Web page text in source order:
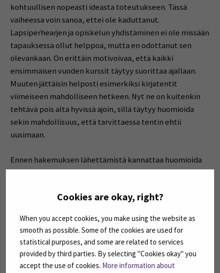
Cookies are okay, right?
When you accept cookies, you make using the website as
smooth as possible. Some of the cookies are used for
statistical purposes, and some are related to services
provided by third parties. By selecting "Cookies okay" you
accept the use of cookies. More information about
kohtuullisen nopeasti ideasta toteutukseen. Tässä
vaiheessa voin sanoa, ettei ole kaduttanut.
Lapsiperhearjen ja opiskelun yhdistäminen ei ole missään
tapauksessa ollut helppoa, mutta en odottanut sen
olevankaan. On erittäin motivoivaa, että kaikki
ensimmäisen vuoden kurssit täytyy suorittaa ajallaan.
Muuten jättäisin helposti esimerkiksi kirjatentit
viimeiseen mahdolliseen hetkeen. Nyt ne on kuitenkin
tehtävä pois alta hyvissä ajoin, sillä täytyy huomioida
sekin mahdollisuus, että tarvittaessa tentin ehtii
uusimaan.
Ennen hakemuksen lähettämistä kannattaa huomioida
vielä seuraavat asiat. Avoimessa ammattikorkeakoulussa
tutkinto-opiskelijat saavat. Opintotukea ei myönnetä
opiskeluun voi kuitenkin löytyä muitakin
rahoitusvaihtoehtoja, esimerkiksi Koulutusrahaston
myöntämä aikuiskoulutustuki. Koulussa saa syödä
edullisesti henkilökuntahintaan, mikä on noin kaksi